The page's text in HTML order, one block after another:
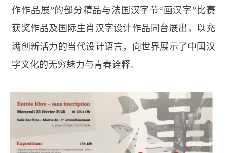
作作品展”的部分精品与法国汉字节“画汉字”比赛
获奖作品及国际生肖汉字设计作品同台展出，以充
满创新活力的当代设计语言，向世界展示了中国汉
字文化的无穷魅力与青春诠释。